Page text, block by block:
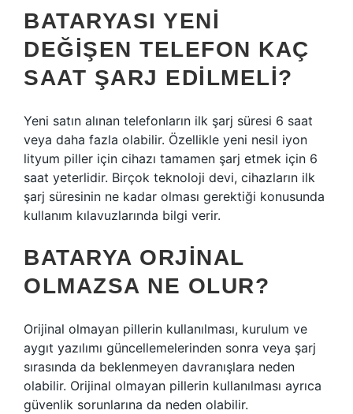
BATARYASI YENI
DEĞIŞEN TELEFON KAÇ
SAAT ŞARJ EDILMELI?
Yeni satın alınan telefonların ilk şarj süresi 6 saat
veya daha fazla olabilir. Özellikle yeni nesil iyon
lityum piller için cihazı tamamen şarj etmek için 6
saat yeterlidir. Birçok teknoloji devi, cihazların ilk
şarj süresinin ne kadar olması gerektiği konusunda
kullanım kılavuzlarında bilgi verir.
BATARYA ORJINAL
OLMAZSA NE OLUR?
Orijinal olmayan pillerin kullanılması, kurulum ve
aygıt yazılımı güncellemelerinden sonra veya şarj
sırasında da beklenmeyen davranışlara neden
olabilir. Orijinal olmayan pillerin kullanılması ayrıca
güvenlik sorunlarına da neden olabilir.